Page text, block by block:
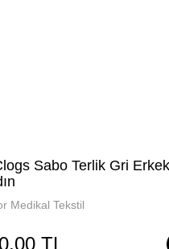
Sabo Terlik Gri Erkek
Medikal Tekstil
TL